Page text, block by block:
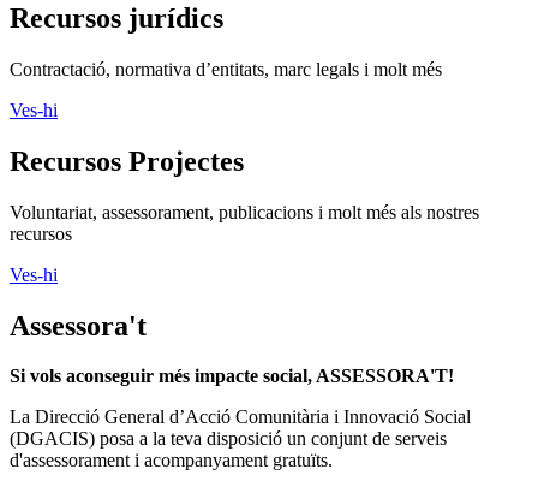
Recursos jurídics
Contractació, normativa d’entitats, marc legals i molt més
Ves-hi
Recursos Projectes
Voluntariat, assessorament, publicacions i molt més als nostres
recursos
Ves-hi
Assessora't
Si vols aconseguir més impacte social, ASSESSORA'T!
La Direcció General d’Acció Comunitària i Innovació Social
(DGACIS) posa a la teva disposició un conjunt de serveis
d'assessorament i acompanyament gratuïts.